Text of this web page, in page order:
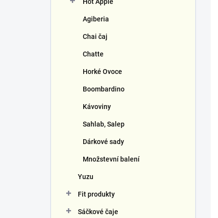
Agiberia
Chai čaj
Chatte
Horké Ovoce
Boombardino
Kávoviny
Sahlab, Salep
Dárkové sady
Množstevní balení
Yuzu
Fit produkty
Sáčkové čaje